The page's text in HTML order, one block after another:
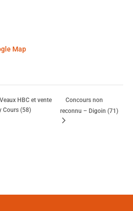
Map
HBC et vente
Cours (58)
Concours non
reconnu – Digoin (71)